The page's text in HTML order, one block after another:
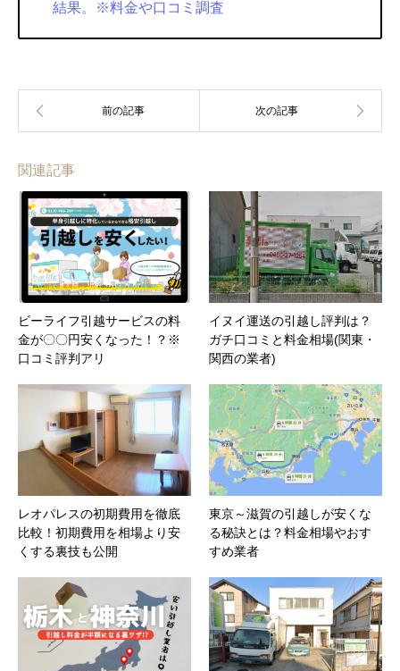
結果。※料金や口コミ調査
関連記事
ビーライフ引越サービスの料
金が〇〇円安くなった！？※
口コミ評判アリ
イヌイ運送の引越し評判は？
ガチ口コミと料金相場(関東・
関西の業者)
レオパレスの初期費用を徹底
比較！初期費用を相場より安
くする裏技も公開
東京～滋賀の引越しが安くな
る秘訣とは？料金相場やおす
すめ業者